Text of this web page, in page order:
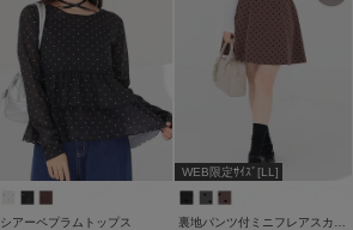
シアーペプラムトップス
WEB限定ｻｲｽﾞ[LL]